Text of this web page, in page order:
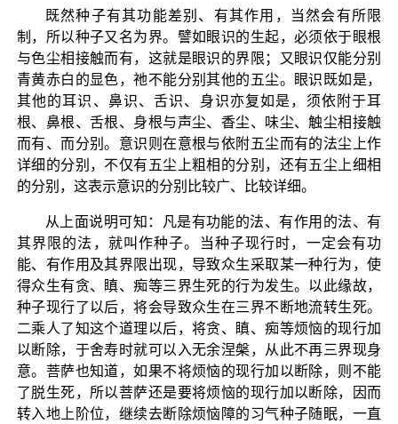
既然种子有其功能差别、有其作用，当然会有所限
制，所以种子又名为界。譬如眼识的生起，必须依于眼根
与色尘相接触而有，这就是眼识的界限；又眼识仅能分别
青黄赤白的显色，祂不能分别其他的五尘。眼识既如是，
其他的耳识、鼻识、舌识、身识亦复如是，须依附于耳
根、鼻根、舌根、身根与声尘、香尘、味尘、触尘相接触
而有、而分别。意识则在意根与依附五尘而有的法尘上作
详细的分别，不仅有五尘上粗相的分别，还有五尘上细相
的分别，这表示意识的分别比较广、比较详细。
从上面说明可知：凡是有功能的法、有作用的法、有
其界限的法，就叫作种子。当种子现行时，一定会有功
能、有作用及其界限出现，导致众生采取某一种行为，使
得众生有贪、瞋、痴等三界生死的行为发生。以此缘故，
种子现行了以后，将会导致众生在三界不断地流转生死。
二乘人了知这个道理以后，将贪、瞋、痴等烦恼的现行加
以断除，于舍寿时就可以入无余涅槃，从此不再三界现身
意。菩萨也知道，如果不将烦恼的现行加以断除，则不能
了脱生死，所以菩萨还是要将烦恼的现行加以断除，因而
转入地上阶位，继续去断除烦恼障的习气种子随眠，一直